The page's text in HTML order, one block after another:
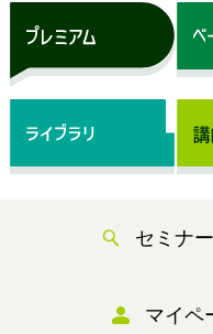
セミナ
マイペ
来場セミナー
Wordの基本機能を使
ていますか？
Wordの基本的な使